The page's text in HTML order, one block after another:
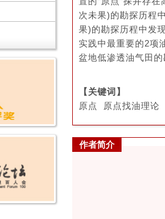
次未果)的勘探历程
果)的勘探历程中发
实践中最重要的2项
盆地低渗透油气田
【关键词 】
原点 原点找油理
作者简介